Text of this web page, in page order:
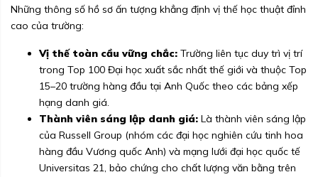
Những thông số hồ sơ ấn tượng khẳng định vị thế học thuật đỉnh
cao của trường:
Vị thế toàn cầu vững chắc: Trường liên tục duy trì vị trí
trong Top 100 Đại học xuất sắc nhất thế giới và thuộc Top
15–20 trường hàng đầu tại Anh Quốc theo các bảng xếp
hạng danh giá.
Thành viên sáng lập danh giá: Là thành viên sáng lập
của Russell Group (nhóm các đại học nghiên cứu tinh hoa
hàng đầu Vương quốc Anh) và mạng lưới đại học quốc tế
Universitas 21, bảo chứng cho chất lượng văn bằng trên